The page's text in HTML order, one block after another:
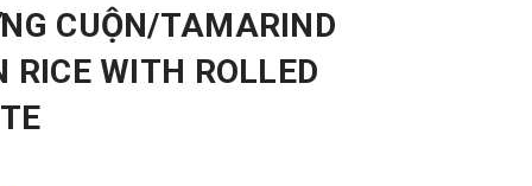
CUỘN/TAMARIND
RICE WITH ROLLED